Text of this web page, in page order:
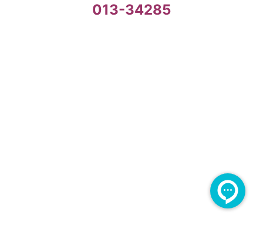
013-34285